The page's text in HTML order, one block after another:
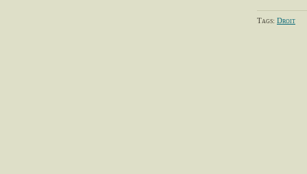
Tags: Droit